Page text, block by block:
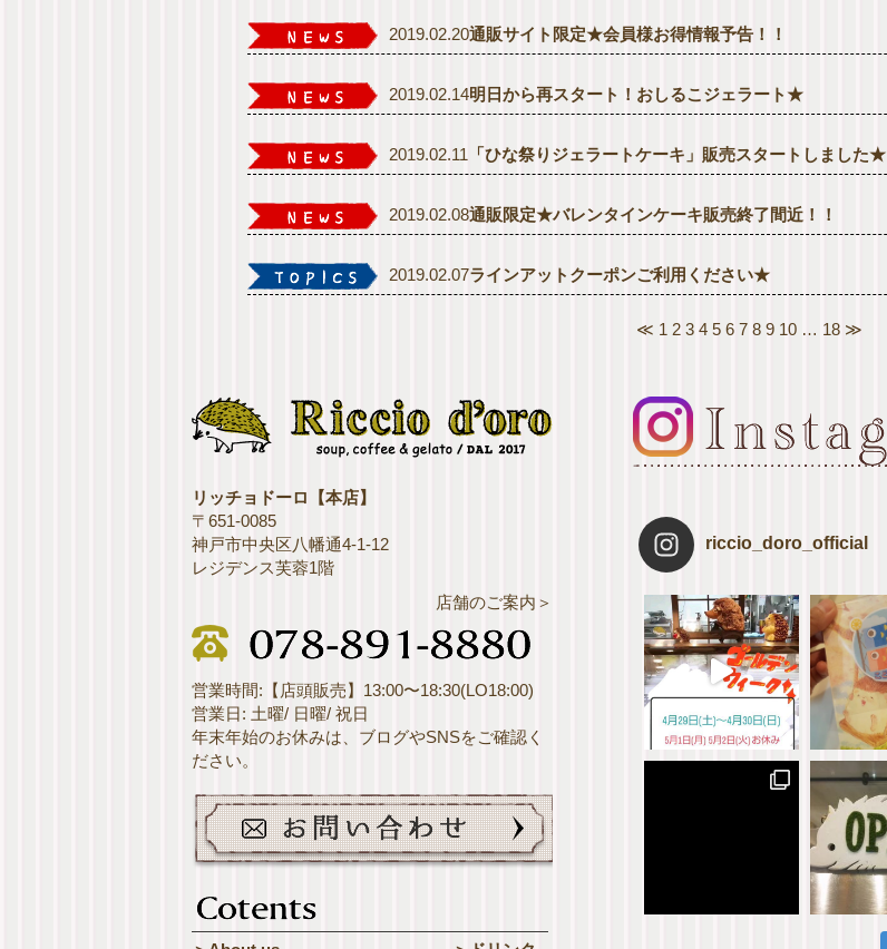
2019.02.20通販サイト限定★会員様お得情報予告！！
2019.02.14明日から再スタート！おしるこジェラート★
2019.02.11 「ひな祭りジェラートケーキ」販売スタートしました★
2019.02.08通販限定★バレンタインケーキ販売終了間近！！
2019.02.07ラインアットクーポンご利用ください★
≪ 1 2 3 4 5 6 7 8 9 10 … 18 ≫
リッチョドーロ【本店】
〒651-0085
神戸市中央区八幡通4-1-12
レジデンス芙蓉1階
店舗のご案内＞
営業時間:【店頭販売】13:00〜18:30(LO18:00)
営業日: 土曜/ 日曜/ 祝日
年末年始のお休みは、ブログやSNSをご確認く
ださい。
riccio_doro_official